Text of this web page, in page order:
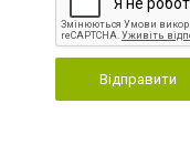
Відправити